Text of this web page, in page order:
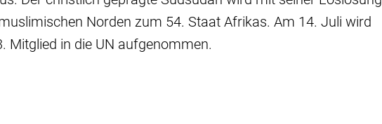
Norden zum 54. Staat Afrikas. Am 14. Juli wird
Mitglied in die UN aufgenommen.